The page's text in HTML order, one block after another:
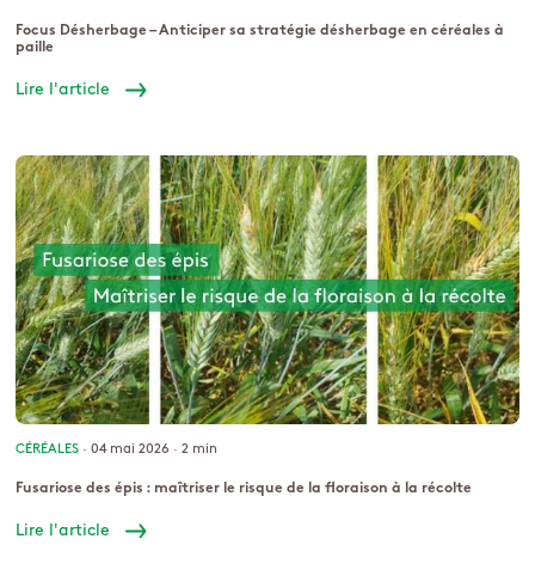
Focus Désherbage – Anticiper sa stratégie désherbage en céréales à
paille
Lire l'article
CÉRÉALES· 04 mai 2026 · 2 min
Fusariose des épis : maîtriser le risque de la floraison à la récolte
Lire l'article